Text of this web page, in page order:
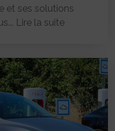
et ses solutions
Lire la suite